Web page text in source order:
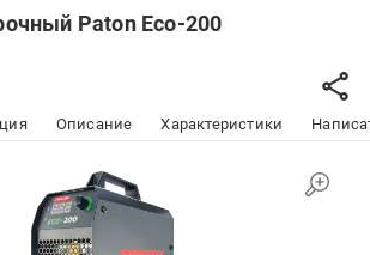
Paton Eco-200
Описание Характеристики